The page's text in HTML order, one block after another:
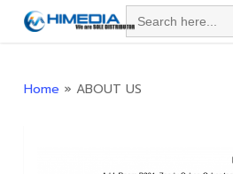
Search
for:
Home » ABOUT US